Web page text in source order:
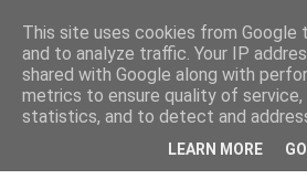
This site uses cookies from Google
and to analyze traffic. Your IP
shared with Google along with
metrics to ensure quality of service,
statistics, and to detect and
LEARN MORE